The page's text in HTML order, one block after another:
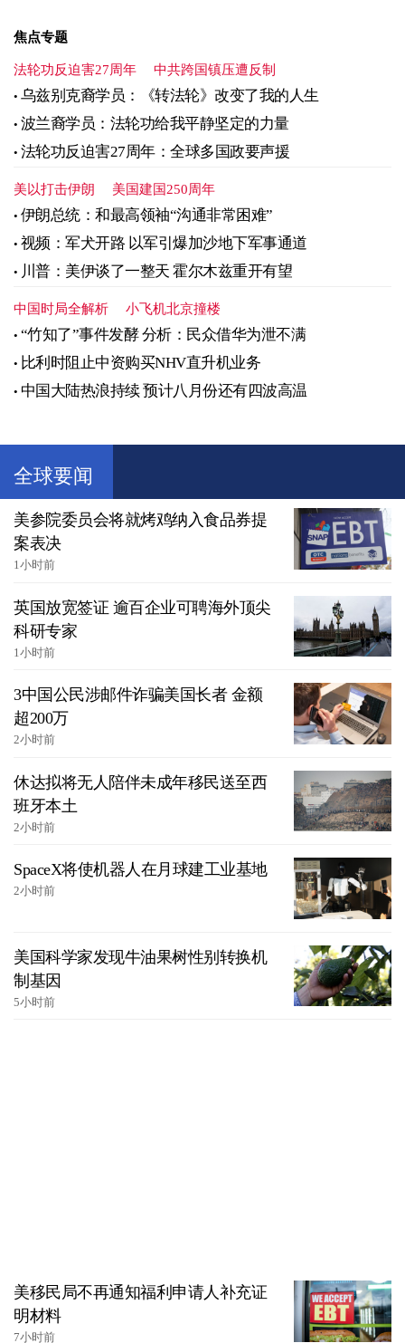
焦点专题
法轮功反迫害27周年 中共跨国镇压遭反制
乌兹别克裔学员：《转法轮》改变了我的人生
波兰裔学员：法轮功给我平静坚定的力量
法轮功反迫害27周年：全球多国政要声援
美以打击伊朗 美国建国250周年
伊朗总统：和最高领袖“沟通非常困难”
视频：军犬开路 以军引爆加沙地下军事通道
川普：美伊谈了一整天 霍尔木兹重开有望
中国时局全解析 小飞机北京撞楼
“竹知了”事件发酵 分析：民众借华为泄不满
比利时阻止中资购买NHV直升机业务
中国大陆热浪持续 预计八月份还有四波高温
全球要闻
美参院委员会将就烤鸡纳入食品券提
案表决
1小时前
英国放宽签证 逾百企业可聘海外顶尖
科研专家
1小时前
3中国公民涉邮件诈骗美国长者 金额
超200万
2小时前
休达拟将无人陪伴未成年移民送至西
班牙本土
2小时前
SpaceX将使机器人在月球建工业基地
2小时前
美国科学家发现牛油果树性别转换机
制基因
5小时前
美移民局不再通知福利申请人补充证
明材料
7小时前